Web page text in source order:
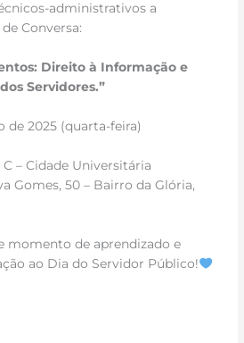
administrativos a
Conversa:
Direito à Informação e
Servidores.”
de 2025 (quarta-feira)
– Cidade Universitária
Gomes, 50 – Bairro da Glória,
momento de aprendizado e
ao Dia do Servidor Público!